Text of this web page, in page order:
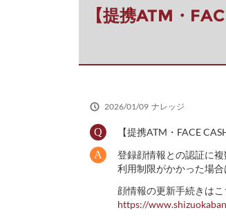
さ
【提携ATM・
2026/01/09 ナレッジ
【提携ATM・FACE
登録顔情報との認証に
利用制限がかかった場
顔情報の更新手続きはこ
https://